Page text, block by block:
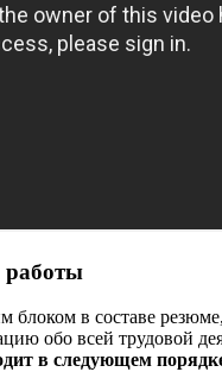
блоком в составе
обо всей трудовой
в следующем